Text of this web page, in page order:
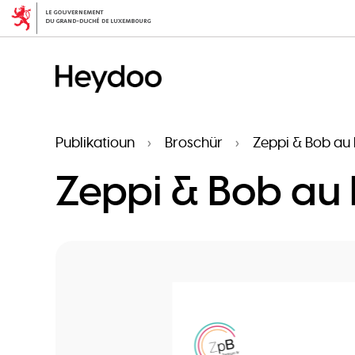
Publikatioun Broschür Zeppi & Bob
Zeppi & Bob